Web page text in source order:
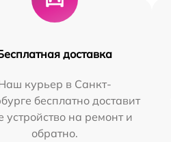
доставка
курьер в Санкт-
бесплатно доставит
устройство на ремонт и
обратно.